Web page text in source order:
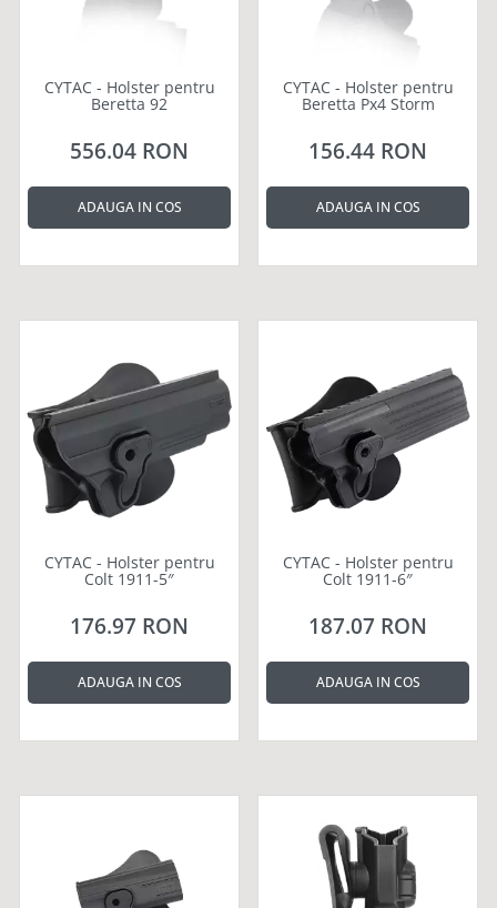
CYTAC - Holster pentru
Beretta 92
556.04 RON
ADAUGA IN COS
CYTAC - Holster pentru
Beretta Px4 Storm
156.44 RON
ADAUGA IN COS
CYTAC - Holster pentru
Colt 1911-5″
176.97 RON
ADAUGA IN COS
CYTAC - Holster pentru
Colt 1911-6″
187.07 RON
ADAUGA IN COS